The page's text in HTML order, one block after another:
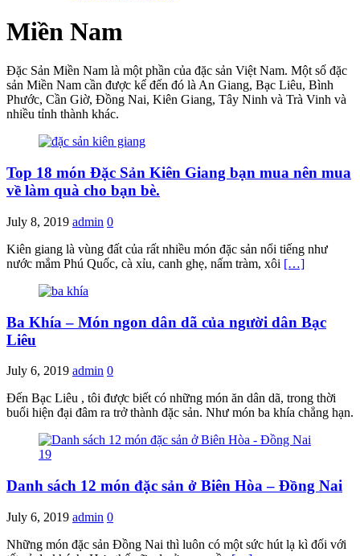
Miền Nam
Đặc Sản Miền Nam là một phần của đặc sản Việt Nam. Một số đặc
sản Miền Nam cần được kể đến đó là An Giang, Bạc Liêu, Bình
Phước, Cần Giờ, Đồng Nai, Kiên Giang, Tây Ninh và Trà Vinh và
nhiều tỉnh thành khác.
Top 18 món Đặc Sản Kiên Giang bạn mua nên mua
về làm quà cho bạn bè.
July 8, 2019 admin 0
Kiên giang là vùng đất của rất nhiều món đặc sản nổi tiếng như
nước mắm Phú Quốc, cà xỉu, canh ghẹ, nấm tràm, xôi […]
Ba Khía – Món ngon dân dã của người dân Bạc
Liêu
July 6, 2019 admin 0
Đến Bạc Liêu , tôi được biết có những món ăn dân dã, trong thời
buổi hiện đại đâm ra trở thành đặc sản. Như món ba khía chẳng hạn.
Danh sách 12 món đặc sản ở Biên Hòa – Đồng Nai
July 6, 2019 admin 0
Những món đặc sản Đồng Nai thì luôn có một sức hút lạ kì đối với